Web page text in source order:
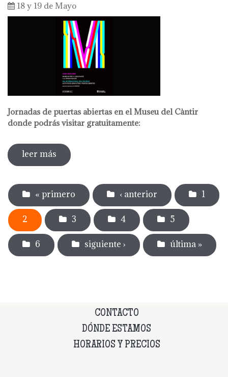
18 y 19 de Mayo
Jornadas de puertas abiertas en el Museu del Càntir
donde podrás visitar gratuitamente:
leer más sobre dia internacional de los museos
2024
Páginas
« primero ‹ anterior 1
2 3 4 5
6 siguiente › última »
CONTACTO
DÓNDE ESTAMOS
HORARIOS Y PRECIOS